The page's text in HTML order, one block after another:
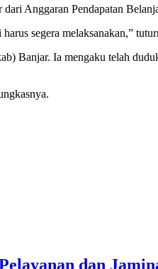
Anggaran Pendapatan
segera melaksanakan,”
Banjar. Ia mengaku telah
dan